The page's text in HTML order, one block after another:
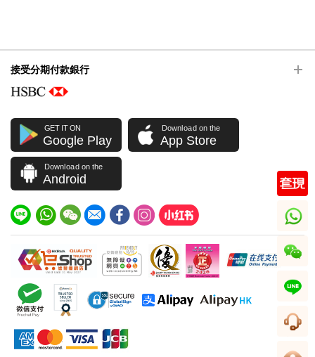
接受分期付款銀行
GET IT ON
Google Play
Download on the
App Store
Download on the
Android
whatsapp